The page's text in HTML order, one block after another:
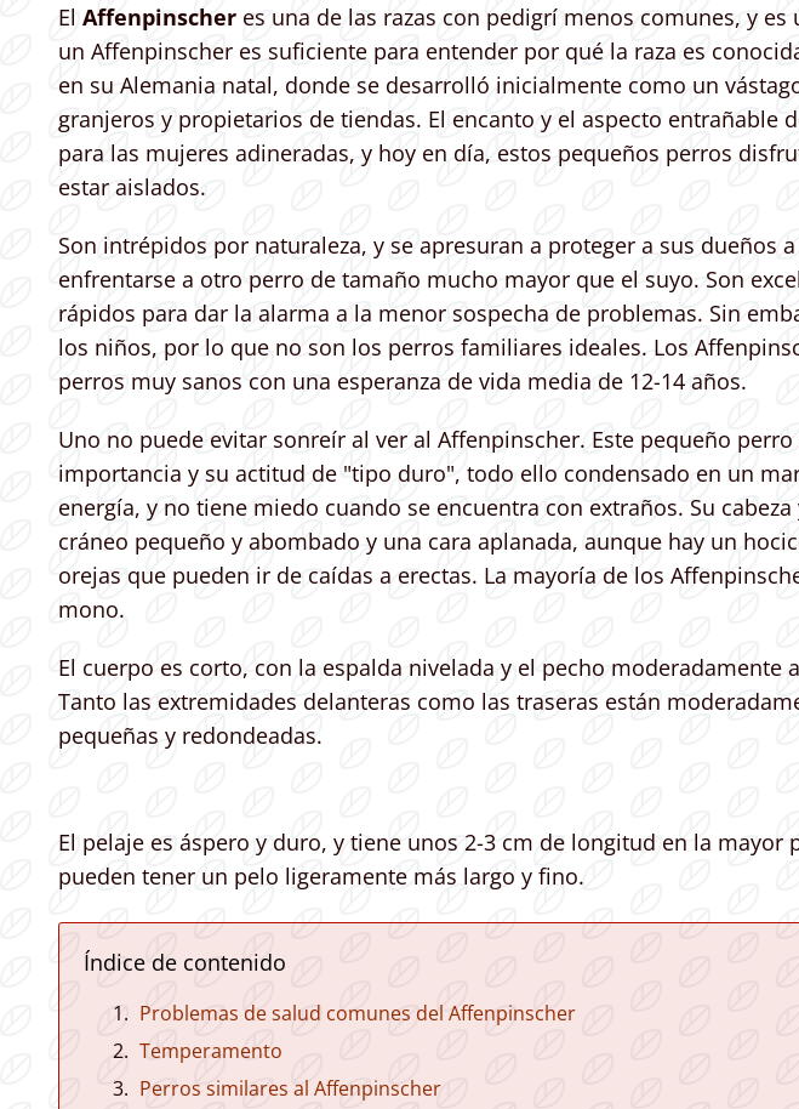
El Affenpinscher es una de las razas con pedigrí menos comunes, y
un Affenpinscher es suficiente para entender por qué la raza es
en su Alemania natal, donde se desarrolló inicialmente como un
granjeros y propietarios de tiendas. El encanto y el aspecto
para las mujeres adineradas, y hoy en día, estos pequeños perros
estar aislados.
Son intrépidos por naturaleza, y se apresuran a proteger a sus
enfrentarse a otro perro de tamaño mucho mayor que el suyo. Son
rápidos para dar la alarma a la menor sospecha de problemas. Sin
los niños, por lo que no son los perros familiares ideales. Los
perros muy sanos con una esperanza de vida media de 12-14 años.
Uno no puede evitar sonreír al ver al Affenpinscher. Este pequeño
importancia y su actitud de "tipo duro", todo ello condensado en un
energía, y no tiene miedo cuando se encuentra con extraños. Su
cráneo pequeño y abombado y una cara aplanada, aunque hay un
orejas que pueden ir de caídas a erectas. La mayoría de los
mono.
El cuerpo es corto, con la espalda nivelada y el pecho
Tanto las extremidades delanteras como las traseras están
pequeñas y redondeadas.
El pelaje es áspero y duro, y tiene unos 2-3 cm de longitud en la
pueden tener un pelo ligeramente más largo y fino.
Índice de contenido
Problemas de salud comunes del Affenpinscher
Temperamento
Perros similares al Affenpinscher